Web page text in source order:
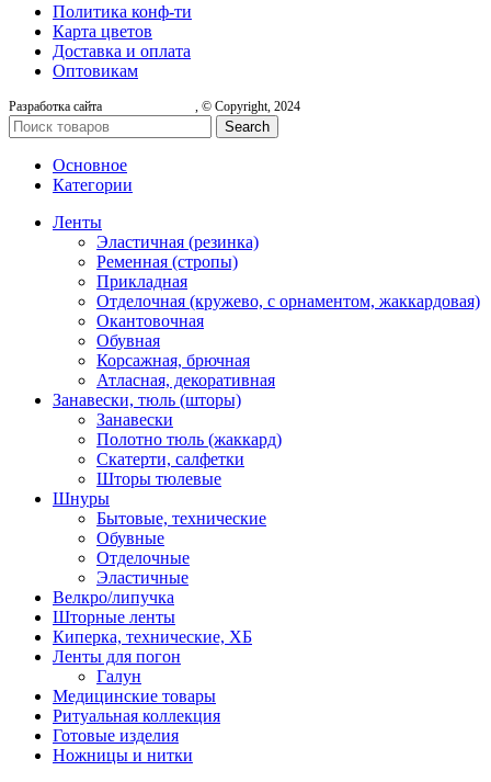
Политика конф-ти
Карта цветов
Доставка и оплата
Оптовикам
Разработка сайта , © Copyright, 2024
Search
Основное
Категории
Ленты
Эластичная (резинка)
Ременная (стропы)
Прикладная
Отделочная (кружево, с орнаментом, жаккардовая)
Окантовочная
Обувная
Корсажная, брючная
Атласная, декоративная
Занавески, тюль (шторы)
Занавески
Полотно тюль (жаккард)
Скатерти, салфетки
Шторы тюлевые
Шнуры
Бытовые, технические
Обувные
Отделочные
Эластичные
Велкро/липучка
Шторные ленты
Киперка, технические, ХБ
Ленты для погон
Галун
Медицинские товары
Ритуальная коллекция
Готовые изделия
Ножницы и нитки